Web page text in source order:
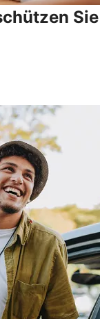
Sie